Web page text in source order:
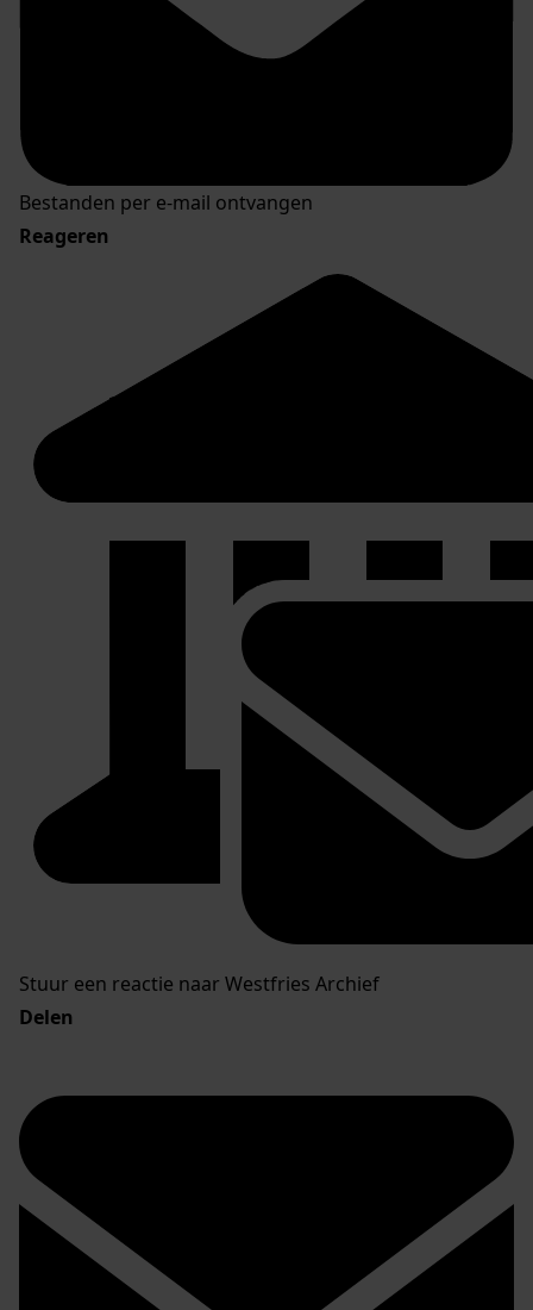
Bestanden per e-mail ontvangen
Reageren
Stuur een reactie naar Westfries Archief
Delen